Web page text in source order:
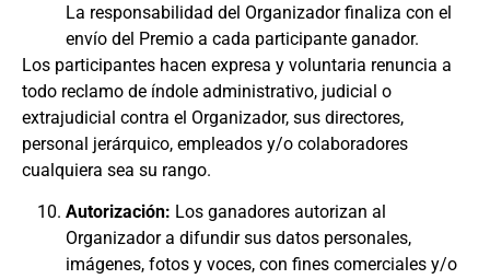
La responsabilidad del Organizador finaliza con el
envío del Premio a cada participante ganador.
Los participantes hacen expresa y voluntaria renuncia a
todo reclamo de índole administrativo, judicial o
extrajudicial contra el Organizador, sus directores,
personal jerárquico, empleados y/o colaboradores
cualquiera sea su rango.
Autorización: Los ganadores autorizan al
Organizador a difundir sus datos personales,
imágenes, fotos y voces, con fines comerciales y/o